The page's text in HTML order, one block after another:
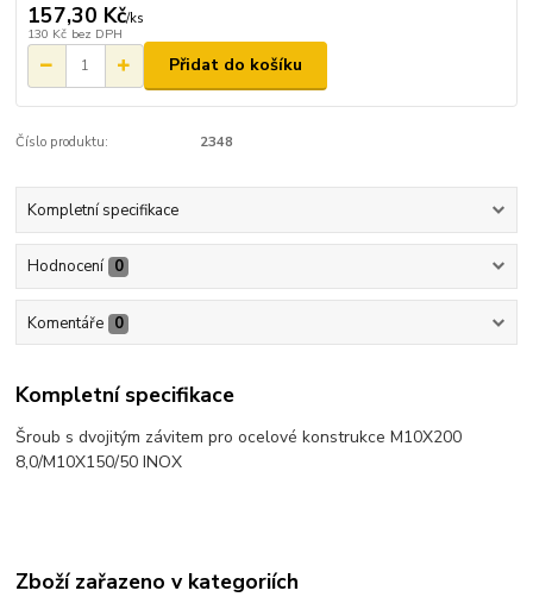
157,30 Kč/ks
130 Kč bez DPH
Přidat do košíku
Číslo produktu: 2348
Kompletní specifikace
Hodnocení 0
Komentáře 0
Kompletní specifikace
Šroub s dvojitým závitem pro ocelové konstrukce M10X200
8,0/M10X150/50 INOX
Zboží zařazeno v kategoriích